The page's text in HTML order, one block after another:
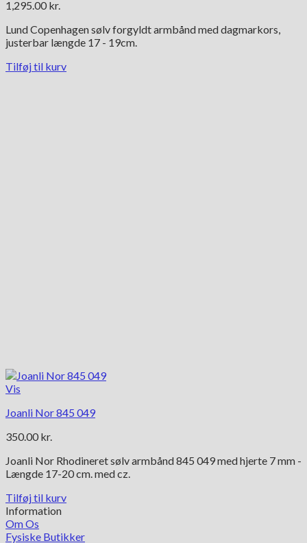
1,295.00 kr.
Lund Copenhagen sølv forgyldt armbånd med dagmarkors,
justerbar længde 17 - 19cm.
Tilføj til kurv
Vis
Joanli Nor 845 049
350.00 kr.
Joanli Nor Rhodineret sølv armbånd 845 049 med hjerte 7 mm -
Længde 17-20 cm. med cz.
Tilføj til kurv
Information
Om Os
Fysiske Butikker